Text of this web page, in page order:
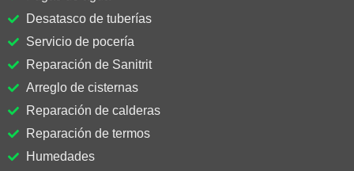
Desatasco de tuberías
Servicio de pocería
Reparación de Sanitrit
Arreglo de cisternas
Reparación de calderas
Reparación de termos
Humedades